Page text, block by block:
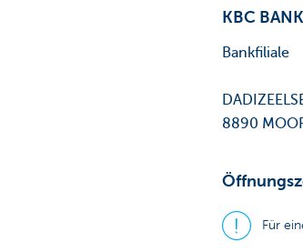
KBC
Bankfiliale
8890
Für